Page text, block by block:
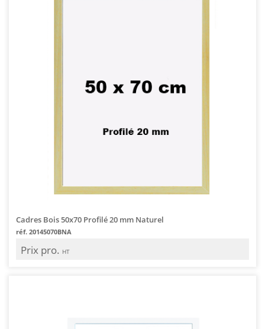
Cadres Bois 50x70 Profilé 20 mm Naturel
réf. 20145070BNA
Prix pro. HT